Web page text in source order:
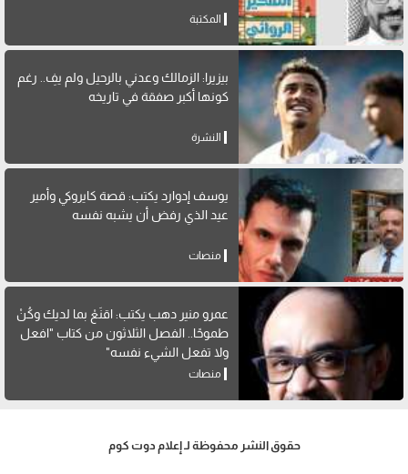
المكتبة
بيزيرا: الزمالك وعدني بالرحيل ولم يفِ.. رغم
كونها أكبر صفقة في تاريخه
النشرة
يوسف إدوارد يكتب: قصة كايروكي وأمير
عيد الذي رفض أن يشبه نفسه
منصات
عمرو منير دهب يكتب: اقنَعْ بما لديك وكُنْ
طموحًا.. الفصل الثلاثون من كتاب "افعل
ولا تفعل الشيء نفسه"
منصات
حقوق النشر محفوظة لـ إعلام دوت كوم